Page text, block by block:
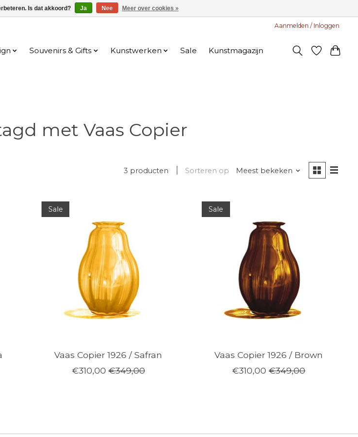
Aanmelden / Inloggen
Souvenirs & Gifts Kunstwerken Sale Kunstmagazijn
met Vaas Copier
3 producten Sorteren op Meest bekeken
Sale
Vaas Copier 1926 / Safran
€310,00 €349,00
Sale
Vaas Copier 1926 / Brown
€310,00 €349,00
Is dat akkoord? Ja Nee Meer over cookies »